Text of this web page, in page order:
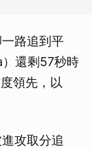
路追到平
還剩57秒時
領先，以
攻取分追